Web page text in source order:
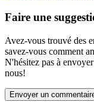
Faire une
Avez-vous trouvé des
savez-vous comment
N'hésitez pas à
nous!
Envoyer un